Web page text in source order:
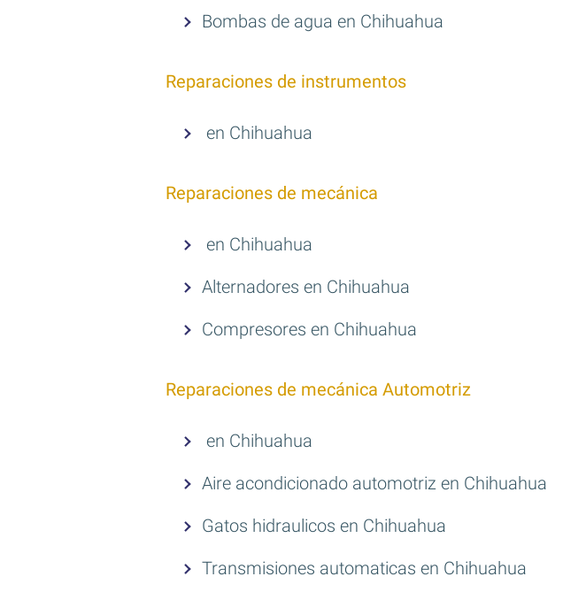
Bombas de agua en Chihuahua
Reparaciones de instrumentos
en Chihuahua
Reparaciones de mecánica
en Chihuahua
Alternadores en Chihuahua
Compresores en Chihuahua
Reparaciones de mecánica Automotriz
en Chihuahua
Aire acondicionado automotriz en Chihuahua
Gatos hidraulicos en Chihuahua
Transmisiones automaticas en Chihuahua